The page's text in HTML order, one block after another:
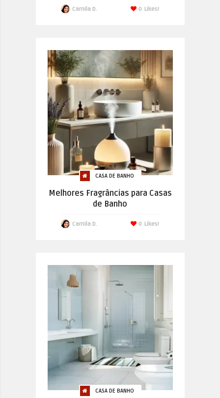
Camila D. Likes!
0
CASA DE BANHO
Melhores Fragrâncias para Casas
de Banho
Camila D. Likes!
0
CASA DE BANHO